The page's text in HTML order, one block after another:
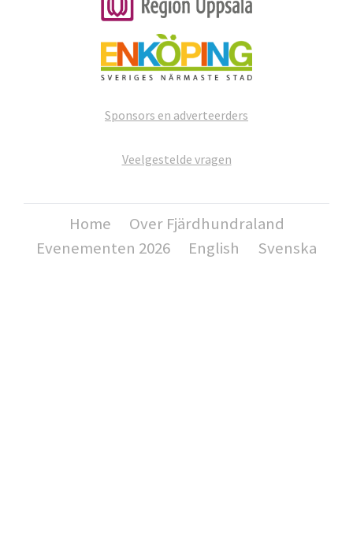
Sponsors en adverteerders
Veelgestelde vragen
Home
Over Fjärdhundraland
Evenementen 2026
English Svenska